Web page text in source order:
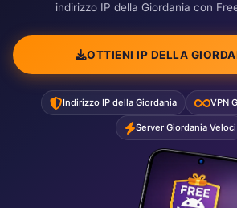
indirizzo IP della Giordania con
OTTIENI IP DELLA
Indirizzo IP della Giordania VPN
Server Giordania Veloci